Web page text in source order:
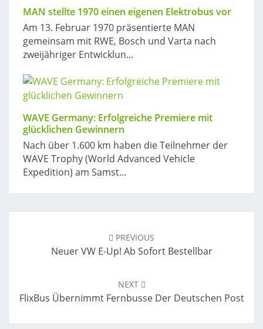
MAN stellte 1970 einen eigenen Elektrobus vor
Am 13. Februar 1970 präsentierte MAN
gemeinsam mit RWE, Bosch und Varta nach
zweijähriger Entwicklun...
WAVE Germany: Erfolgreiche Premiere mit
glücklichen Gewinnern
Nach über 1.600 km haben die Teilnehmer der
WAVE Trophy (World Advanced Vehicle
Expedition) am Samst...
PREVIOUS
Neuer VW E-Up! Ab Sofort Bestellbar
NEXT
FlixBus Übernimmt Fernbusse Der Deutschen Post